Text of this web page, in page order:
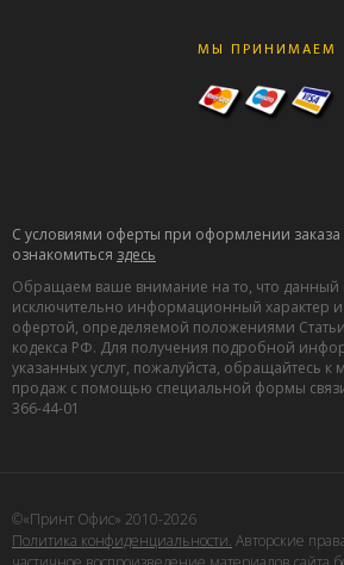
МЫ ПРИНИМАЕМ
С условиями оферты при оформлении
ознакомиться здесь
Обращаем ваше внимание на то, что данный
исключительно информационный характер и
офертой, определяемой положениями
кодекса РФ. Для получения подробной
указанных услуг, пожалуйста, обращайтесь
продаж с помощью специальной формы
366-44-01
©«Принт Офис» 2010-2026
Политика конфиденциальности. Авторские